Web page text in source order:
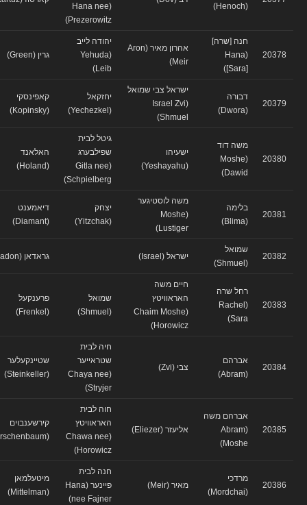
(Hana nee
Prezerowitz)
20378
חנה [שרה]
(Hana
[Sara])
אהרון מאיר (Aron
יהודה לייב
(Yehuda
20379
דבורה
ישראל צבי שמואל
(Israel Zvi
Shmuel)
יחזקאל
קאפינסקי
(Kopinsky)
20380
משה דוד
(Moshe
Dawid)
ישעיהו
גיטל לבית
שפילבערג
(Gitla nee
Schpielberg)
האלאנד
20381
בלימה
משה לוסטיגער
(Moshe
Lustiger)
דיאמענט
20382
שמואל
ישראל (Israel) גראדאן (Gradon)
20383
רחל שרה
(Rachel
חיים משה
האראוויטץ
(Chaim Moshe
Horowicz)
שמואל
פרענקעל
20384
אברהם
חיה לבית
שטראייער
(Chaya nee
Stryjer)
שטיינקעלער
(Steinkeller)
20385
אברהם משה
(Abram
Moshe)
אליעזר (Eliezer)
חוה לבית
האראוויטץ
(Chawa nee
Horowicz)
קירשענבוים
(Kirschenbaum)
20386
מרדכי
מאיר (Meir)
חנה לבית
פיינער (Hana
nee Fajner)
מיטעלמאן